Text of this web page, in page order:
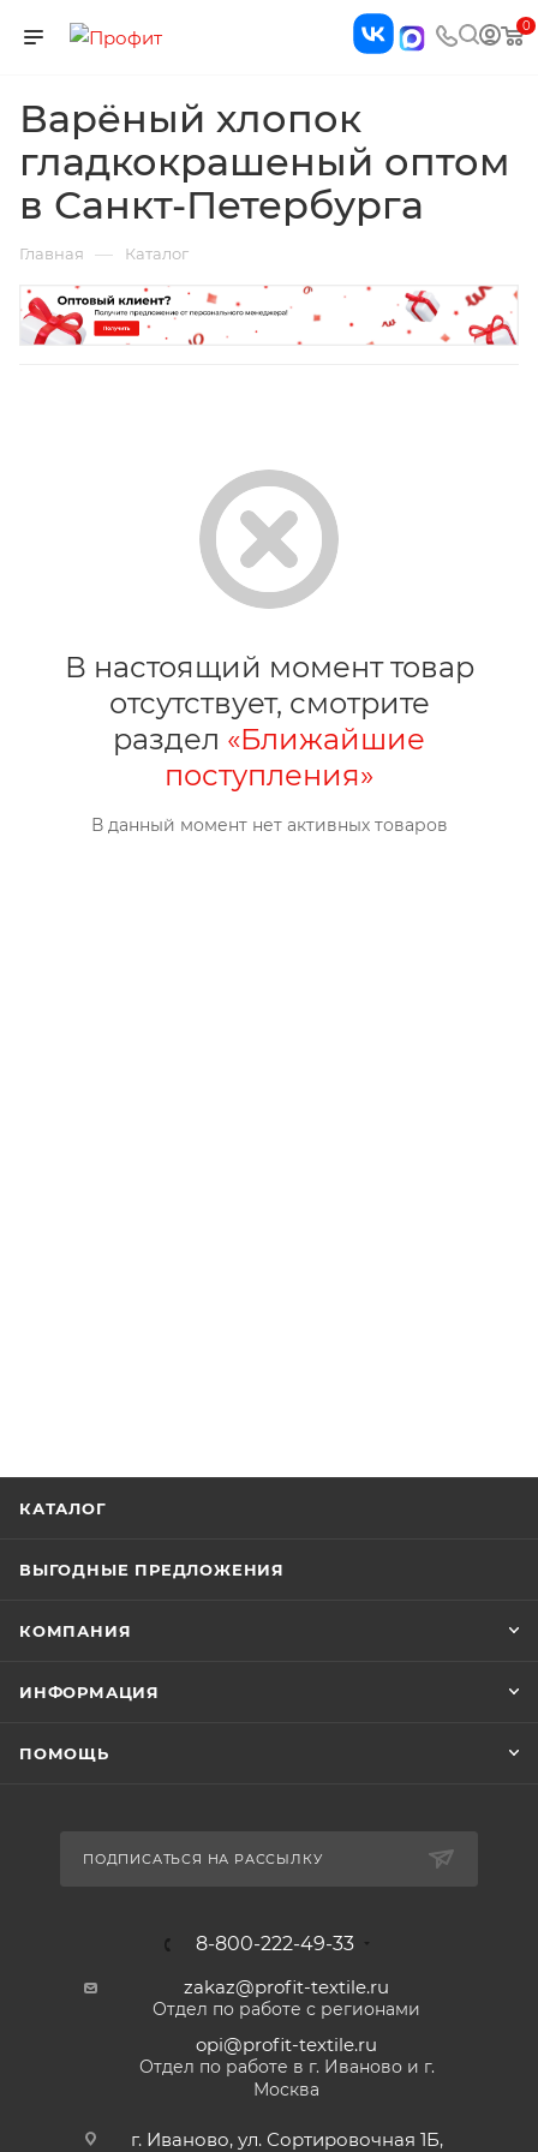
0
Варёный хлопок
гладкокрашеный оптом
в Санкт-Петербурга
Главная — Каталог
В настоящий момент товар
отсутствует, смотрите
раздел «Ближайшие
поступления»
В данный момент нет активных товаров
КАТАЛОГ
ВЫГОДНЫЕ ПРЕДЛОЖЕНИЯ
КОМПАНИЯ
ИНФОРМАЦИЯ
ПОМОЩЬ
ПОДПИСАТЬСЯ НА РАССЫЛКУ
8-800-222-49-33
zakaz@profit-textile.ru
Отдел по работе с регионами
opi@profit-textile.ru
Отдел по работе в г. Иваново и г.
Москва
г. Иваново, ул. Сортировочная 1Б,